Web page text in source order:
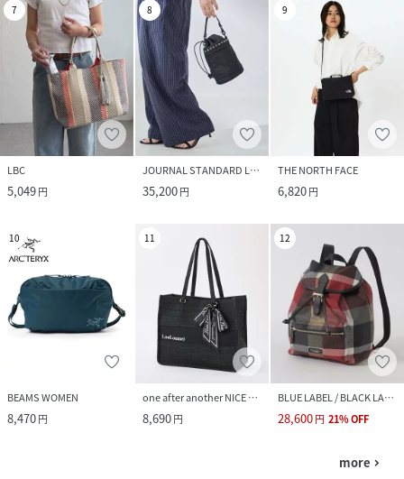
7
LBC
5,049円
8
JOURNAL STANDARD L'ESSAGE
35,200円
9
THE NORTH FACE
6,820円
10
BEAMS WOMEN
8,470円
11
one after another NICE CLAUP
8,690円
12
BLUE LABEL / BLACK LABEL CRESTBRIDGE
28,600円 21%OFF
more navigate_next